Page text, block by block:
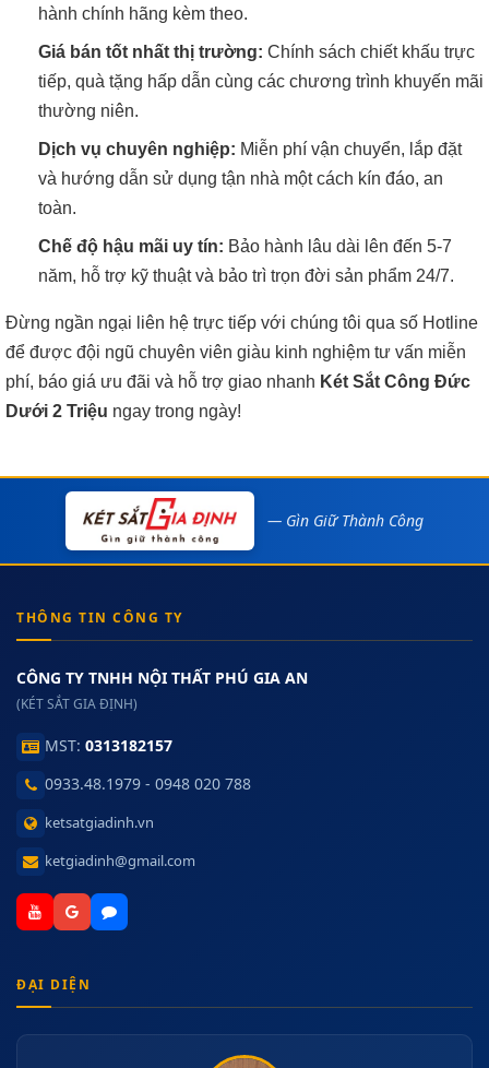
hành chính hãng kèm theo.
Giá bán tốt nhất thị trường: Chính sách chiết khấu trực
tiếp, quà tặng hấp dẫn cùng các chương trình khuyến mãi
thường niên.
Dịch vụ chuyên nghiệp: Miễn phí vận chuyển, lắp đặt
và hướng dẫn sử dụng tận nhà một cách kín đáo, an
toàn.
Chế độ hậu mãi uy tín: Bảo hành lâu dài lên đến 5-7
năm, hỗ trợ kỹ thuật và bảo trì trọn đời sản phẩm 24/7.
Đừng ngần ngại liên hệ trực tiếp với chúng tôi qua số Hotline
để được đội ngũ chuyên viên giàu kinh nghiệm tư vấn miễn
phí, báo giá ưu đãi và hỗ trợ giao nhanh Két Sắt Công Đức
Dưới 2 Triệu ngay trong ngày!
— Gìn Giữ Thành Công
THÔNG TIN CÔNG TY
CÔNG TY TNHH NỘI THẤT PHÚ GIA AN
(KÉT SẮT GIA ĐỊNH)
MST: 0313182157
0933.48.1979 - 0948 020 788
ketsatgiadinh.vn
ketgiadinh@gmail.com
ĐẠI DIỆN